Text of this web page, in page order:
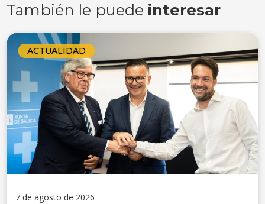
También le puede interesar
ACTUALIDAD
7 de agosto de 2026